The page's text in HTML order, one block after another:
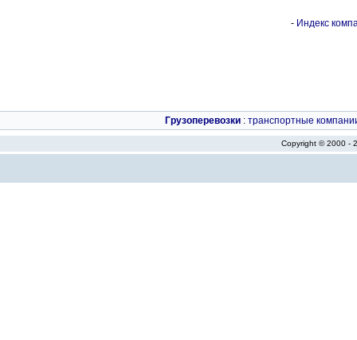
- Индекс
Грузоперевозки : транспортные
Copyright © 2000 -